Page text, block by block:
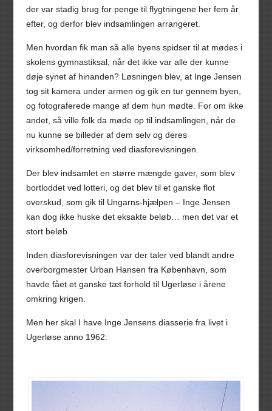
der var stadig brug for penge til flygtningene her fem år
efter, og derfor blev indsamlingen arrangeret.
Men hvordan fik man så alle byens spidser til at mødes i
skolens gymnastiksal, når det ikke var alle der kunne
døje synet af hinanden? Løsningen blev, at Inge Jensen
tog sit kamera under armen og gik en tur gennem byen,
og fotograferede mange af dem hun mødte. For om ikke
andet, så ville folk da møde op til indsamlingen, når de
nu kunne se billeder af dem selv og deres
virksomhed/forretning ved diasforevisningen.
Der blev indsamlet en større mængde gaver, som blev
bortloddet ved lotteri, og det blev til et ganske flot
overskud, som gik til Ungarns-hjælpen – Inge Jensen
kan dog ikke huske det eksakte beløb… men det var et
stort beløb.
Inden diasforevisningen var der taler ved blandt andre
overborgmester Urban Hansen fra København, som
havde fået et ganske tæt forhold til Ugerløse i årene
omkring krigen.
Men her skal I have Inge Jensens diasserie fra livet i
Ugerløse anno 1962: